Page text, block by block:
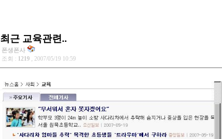
최근 교육관련..
폰생폰사
조회 : 1219 , 2007/05/19 10:59